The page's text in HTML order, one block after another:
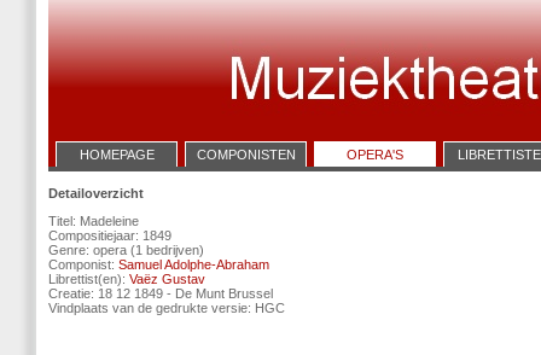
HOMEPAGE COMPONISTEN OPERA'S
Detailoverzicht
Titel: Madeleine
Compositiejaar: 1849
Genre: opera (1 bedrijven)
Componist: Samuel Adolphe-Abraham
Librettist(en): Vaëz Gustav
Creatie: 18 12 1849 - De Munt Brussel
Vindplaats van de gedrukte versie: HGC